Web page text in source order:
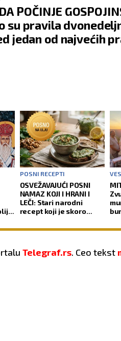
POČINJE
su pravila
jedan od najvećih
POSNI RECEPTI
OSVEŽAVAJUĆI POSNI
NAMAZ KOJI I HRANI I
LEČI: Stari narodni
recept koji je skoro
Telegraf.rs. Ceo tekst